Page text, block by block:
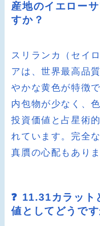
産地のイエロー
すか？
スリランカ（セイ
アは、世界最高品
やかな黄色が特徴
内包物が少なく、
投資価値と占星術
れています。完全
真贋の心配もありま
❓ 11.31カラット
値としてどうです